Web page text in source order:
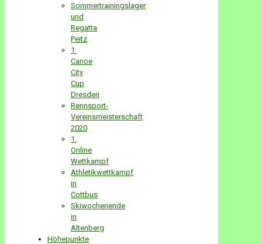
Sommertrainingslager
und
Regatta
Peitz
1.
Canoe
City
Cup
Dresden
Rennsport-
Vereinsmeisterschaft
2020
1.
Online
Wettkampf
Athletikwettkampf
in
Cottbus
Skiwochenende
in
Altenberg
Höhepunkte